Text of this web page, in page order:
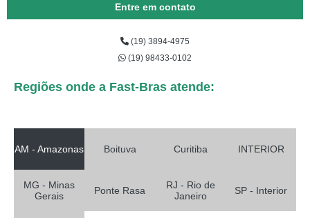
Entre em contato
(19) 3894-4975
(19) 98433-0102
Regiões onde a Fast-Bras atende:
AM - Amazonas Boituva Curitiba INTERIOR
MG - Minas
Gerais
Ponte Rasa
RJ - Rio de
Janeiro
SP - Interior